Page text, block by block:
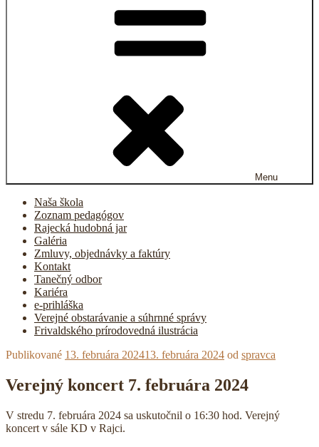
Menu
Naša škola
Zoznam pedagógov
Rajecká hudobná jar
Galéria
Zmluvy, objednávky a faktúry
Kontakt
Tanečný odbor
Kariéra
e-prihláška
Verejné obstarávanie a súhrnné správy
Frivaldského prírodovedná ilustrácia
Publikované 13. februára 202413. februára 2024 od spravca
Verejný koncert 7. februára 2024
V stredu 7. februára 2024 sa uskutočnil o 16:30 hod. Verejný
koncert v sále KD v Rajci.